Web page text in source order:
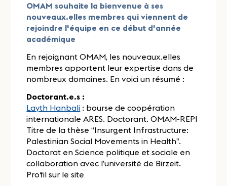
OMAM souhaite la bienvenue à ses
nouveaux.elles membres qui viennent de
rejoindre l'équipe en ce début d'année
académique
En rejoignant OMAM, les nouveaux.elles
membres apportent leur expertise dans de
nombreux domaines. En voici un résumé :
Doctorant.e.s :
Layth Hanbali : bourse de coopération
internationale ARES. Doctorant. OMAM-REPI
Titre de la thèse “Insurgent Infrastructure:
Palestinian Social Movements in Health”.
Doctorat en Science politique et sociale en
collaboration avec l’université de Birzeit.
Profil sur le site